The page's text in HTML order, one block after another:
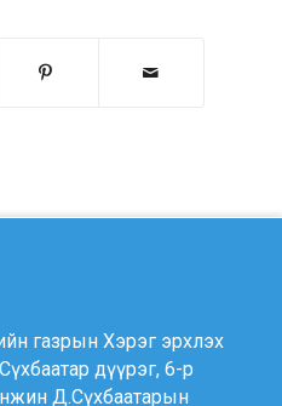
газрын Хэрэг эрхлэх
дүүрэг, 6-р
Д.Сүхбаатарын